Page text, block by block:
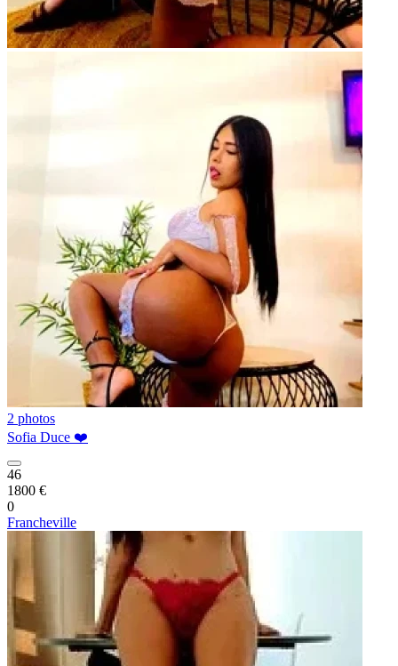
2 photos
Sofia Duce ❤️
46
1800 €
0
Francheville